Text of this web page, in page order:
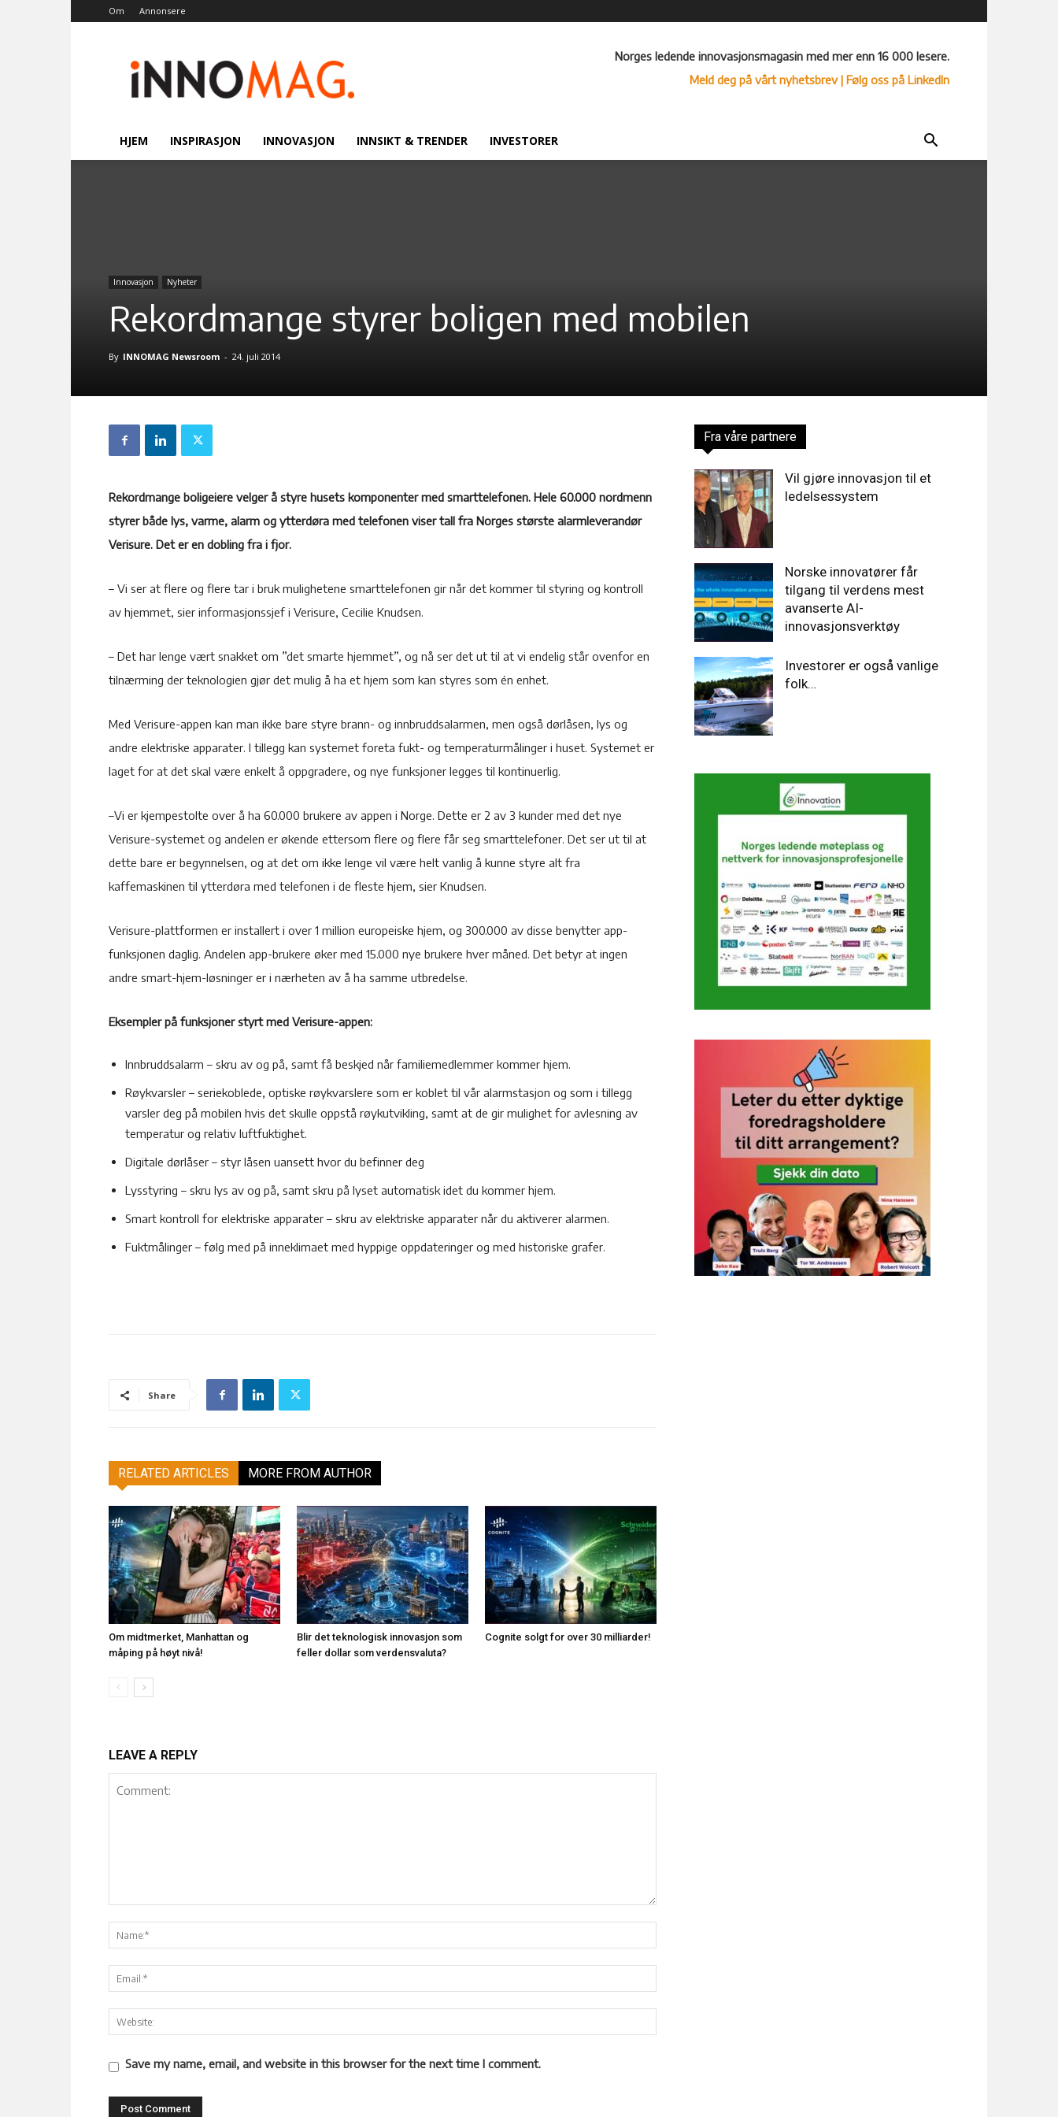
Om Annonsere
Norges ledende innovasjonsmagasin med mer enn 16 000 lesere.
Meld deg på vårt nyhetsbrev| Følg oss på LinkedIn
HJEM INSPIRASJON INNOVASJON INNSIKT & TRENDER INVESTORER
Innovasjon Nyheter
Rekordmange styrer boligen med mobilen
By INNOMAG Newsroom - 24. juli 2014
Rekordmange boligeiere velger å styre husets komponenter med smarttelefonen. Hele 60.000 nordmenn
styrer både lys, varme, alarm og ytterdøra med telefonen viser tall fra Norges største alarmleverandør
Verisure. Det er en dobling fra i fjor.
– Vi ser at flere og flere tar i bruk mulighetene smarttelefonen gir når det kommer til styring og kontroll
av hjemmet, sier informasjonssjef i Verisure, Cecilie Knudsen.
– Det har lenge vært snakket om ”det smarte hjemmet”, og nå ser det ut til at vi endelig står ovenfor en
tilnærming der teknologien gjør det mulig å ha et hjem som kan styres som én enhet.
Med Verisure-appen kan man ikke bare styre brann- og innbruddsalarmen, men også dørlåsen, lys og
andre elektriske apparater. I tillegg kan systemet foreta fukt- og temperaturmålinger i huset. Systemet er
laget for at det skal være enkelt å oppgradere, og nye funksjoner legges til kontinuerlig.
–Vi er kjempestolte over å ha 60.000 brukere av appen i Norge. Dette er 2 av 3 kunder med det nye
Verisure-systemet og andelen er økende ettersom flere og flere får seg smarttelefoner. Det ser ut til at
dette bare er begynnelsen, og at det om ikke lenge vil være helt vanlig å kunne styre alt fra
kaffemaskinen til ytterdøra med telefonen i de fleste hjem, sier Knudsen.
Verisure-plattformen er installert i over 1 million europeiske hjem, og 300.000 av disse benytter app-
funksjonen daglig. Andelen app-brukere øker med 15.000 nye brukere hver måned. Det betyr at ingen
andre smart-hjem-løsninger er i nærheten av å ha samme utbredelse.
Eksempler på funksjoner styrt med Verisure-appen:
Innbruddsalarm – skru av og på, samt få beskjed når familiemedlemmer kommer hjem.
Røykvarsler – seriekoblede, optiske røykvarslere som er koblet til vår alarmstasjon og som i tillegg
varsler deg på mobilen hvis det skulle oppstå røykutvikling, samt at de gir mulighet for avlesning av
temperatur og relativ luftfuktighet.
Digitale dørlåser – styr låsen uansett hvor du befinner deg
Lysstyring – skru lys av og på, samt skru på lyset automatisk idet du kommer hjem.
Smart kontroll for elektriske apparater – skru av elektriske apparater når du aktiverer alarmen.
Fuktmålinger – følg med på inneklimaet med hyppige oppdateringer og med historiske grafer.
Share
RELATED ARTICLES MORE FROM AUTHOR
Om midtmerket, Manhattan og
måping på høyt nivå!
Blir det teknologisk innovasjon som
feller dollar som verdensvaluta?
Cognite solgt for over 30 milliarder!
LEAVE A REPLY
Save my name, email, and website in this browser for the next time I comment.
Fra våre partnere
Vil gjøre innovasjon til et
ledelsessystem
Norske innovatører får
tilgang til verdens mest
avanserte AI-
innovasjonsverktøy
Investorer er også vanlige
folk…